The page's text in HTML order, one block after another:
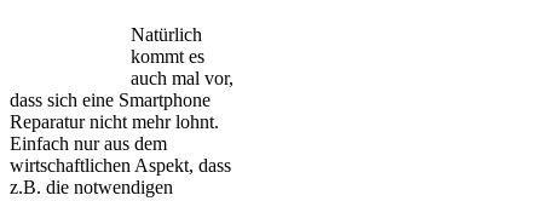
Natürlich
kommt es
auch mal vor,
dass sich eine Smartphone
Reparatur nicht mehr lohnt.
Einfach nur aus dem
wirtschaftlichen Aspekt, dass
z.B. die notwendigen